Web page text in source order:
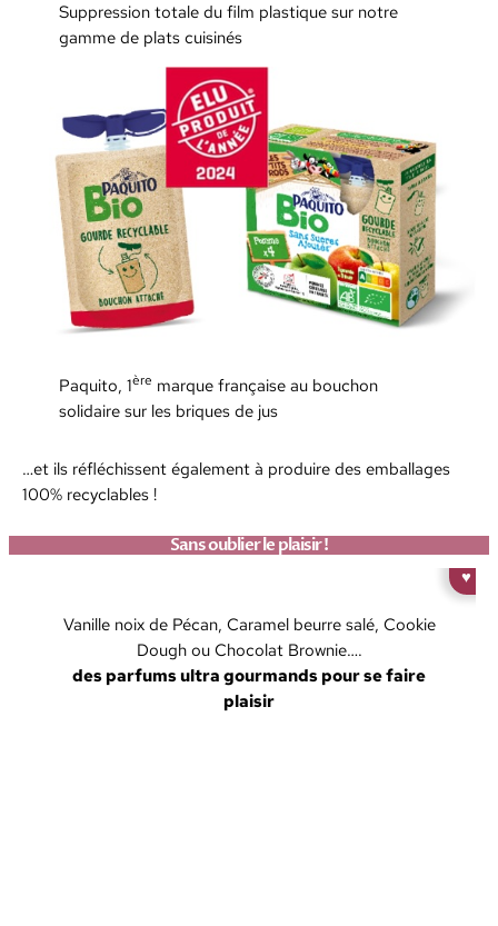
Suppression totale du film plastique sur notre
gamme de plats cuisinés
Paquito, 1ère marque française au bouchon
solidaire sur les briques de jus
…et ils réfléchissent également à produire des emballages
100% recyclables !
Sans oublier le plaisir !
Vanille noix de Pécan, Caramel beurre salé, Cookie
Dough ou Chocolat Brownie….
des parfums ultra gourmands pour se faire
plaisir
♥